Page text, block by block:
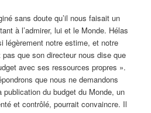
sans doute qu’il nous faisait un
à l’admirer, lui et le Monde. Hélas
légèrement notre estime, et notre
que son directeur nous dise que
avec ses ressources propres ».
que nous ne demandons
publication du budget du Monde, un
et contrôlé, pourrait convaincre. Il